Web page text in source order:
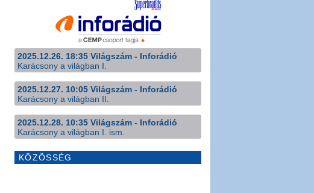
2025.12.26. 18:35 Világszám - Inforádió
Karácsony a világban I.
2025.12.27. 10:05 Világszám - Inforádió
Karácsony a világban II.
2025.12.28. 10:35 Világszám - Inforádió
Karácsony a világban I. ism.
KÖZÖSSÉG